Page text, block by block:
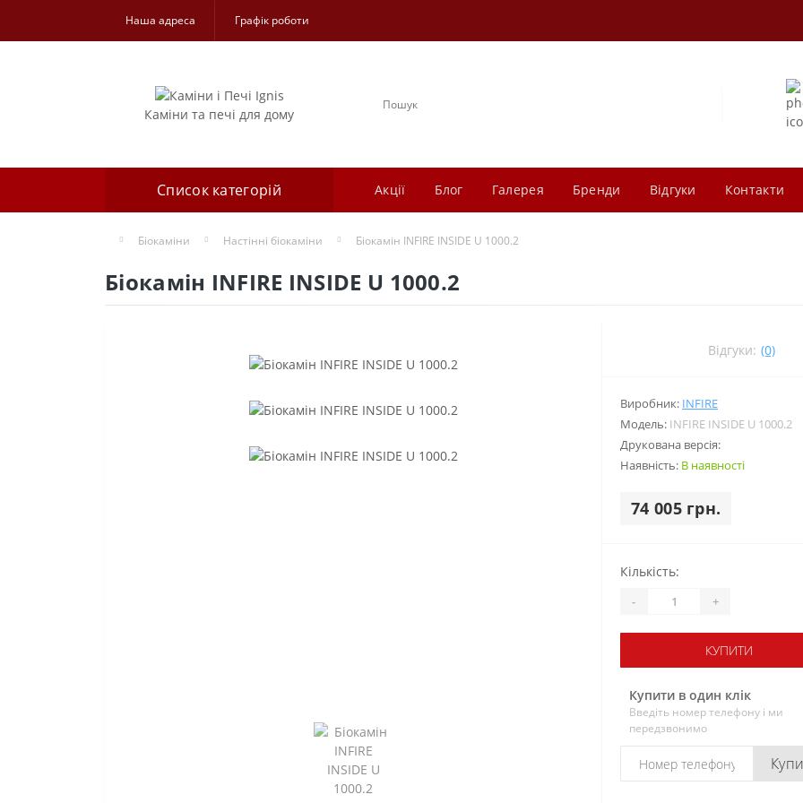
Наша адреса Графік роботи
Каміни та печі для дому
Список категорій Акції Блог Галерея Бренди Відгуки Контакти
Біокаміни Настінні біокаміни Біокамін INFIRE INSIDE U 1000.2
Біокамін INFIRE INSIDE U 1000.2
Відгуки: (0)
Виробник: INFIRE
Модель: INFIRE INSIDE U 1000.2
Друкована версія:
Наявність: В наявності
74 005 грн.
Кількість:
- +
КУПИТИ
Купити в один клік
Введіть номер телефону і ми
передзвонимо